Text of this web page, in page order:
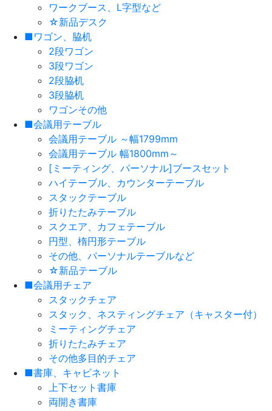
ワークブース、L字型など
☆新品デスク
■ワゴン、脇机
2段ワゴン
3段ワゴン
2段脇机
3段脇机
ワゴンその他
■会議用テーブル
会議用テーブル ～幅1799mm
会議用テーブル 幅1800mm～
[ミーティング、パーソナル]ブースセット
ハイテーブル、カウンターテーブル
スタックテーブル
折りたたみテーブル
スクエア、カフェテーブル
円型、楕円形テーブル
その他、パーソナルテーブルなど
☆新品テーブル
■会議用チェア
スタックチェア
スタック、ネスティングチェア（キャスター付）
ミーティングチェア
折りたたみチェア
その他多目的チェア
■書庫、キャビネット
上下セット書庫
両開き書庫